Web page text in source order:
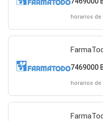
horarios de
7469000
horarios de